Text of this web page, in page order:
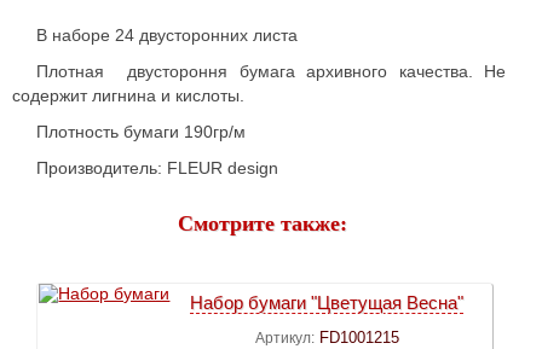
В наборе 24 двусторонних листа
Плотная двустороння бумага архивного качества. Не
содержит лигнина и кислоты.
Плотность бумаги 190гр/м
Производитель: FLEUR design
Смотрите также:
Набор бумаги "Цветущая Весна"
Артикул: FD1001215